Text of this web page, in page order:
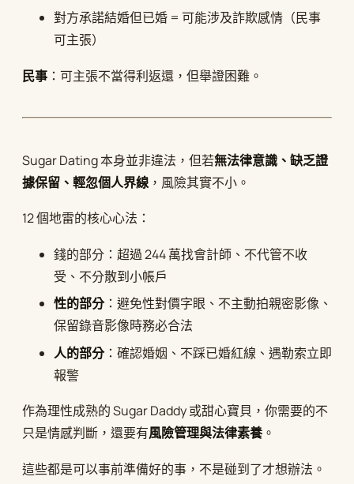
對方承諾結婚但已婚 = 可能涉及詐欺感情（民事
可主張）
民事 ：可主張不當得利返還，但舉證困難。
Sugar Dating 本身並非違法，但若無法律意識、缺乏證
據保留、輕忽個人界線 ，風險其實不小。
12 個地雷的核心心法：
錢的部分：超過 244 萬找會計師、不代管不收
受、不分散到小帳戶
性的部分：避免性對價字眼、不主動拍親密影像、
保留錄音影像時務必合法
人的部分：確認婚姻、不踩已婚紅線、遇勒索立即
報警
作為理性成熟的 Sugar Daddy 或甜心寶貝，你需要的不
只是情感判斷，還要有風險管理與法律素養 。
這些都是可以事前準備好的事，不是碰到了才想辦法。